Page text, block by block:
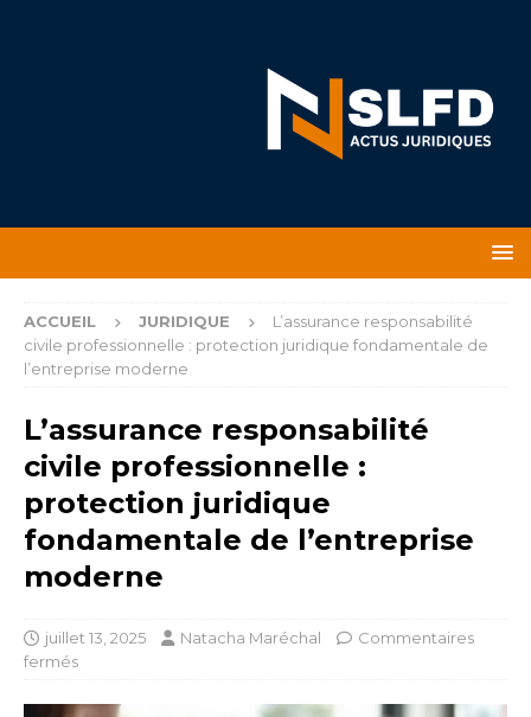
ACCUEIL JURIDIQUE
L’assurance responsabilité
civile professionnelle : protection juridique fondamentale de
l’entreprise moderne
L’assurance responsabilité
civile professionnelle :
protection juridique
fondamentale de l’entreprise
moderne
juillet 13, 2025 Natacha Maréchal
Commentaires
fermés